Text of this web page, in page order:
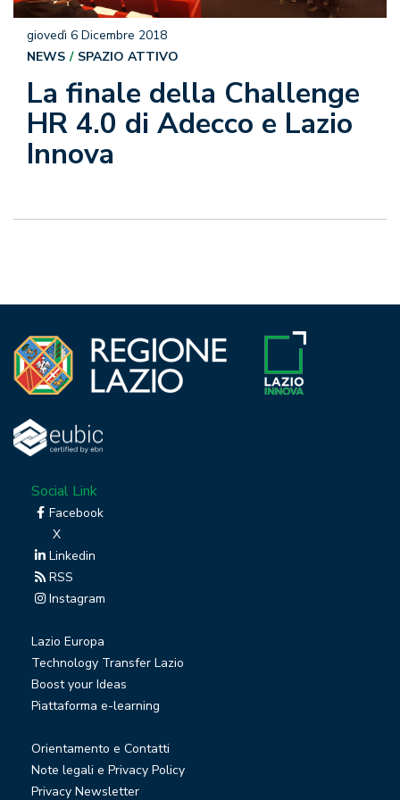
La finale della Challenge
HR 4.0 di Adecco e Lazio
Innova
giovedì 6 Dicembre 2018
NEWS
SPAZIO ATTIVO
Social Link
Facebook
X
Linkedin
RSS
Instagram
Lazio Europa
Technology Transfer Lazio
Boost your Ideas
Piattaforma e-learning
Orientamento e Contatti
Note legali e Privacy Policy
Privacy Newsletter